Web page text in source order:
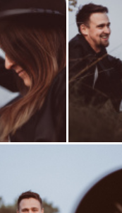
fotografii